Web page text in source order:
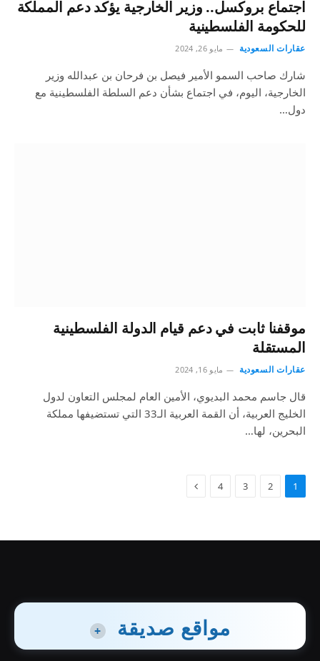
اجتماع بروكسل.. وزير الخارجية يؤكد دعم المملكة
للحكومة الفلسطينية
عقارات السعودية مايو 26, 2024
شارك صاحب السمو الأمير فيصل بن فرحان بن عبدالله وزير
الخارجية، اليوم، في اجتماع بشأن دعم السلطة الفلسطينية مع
دول…
موقفنا ثابت في دعم قيام الدولة الفلسطينية
المستقلة
عقارات السعودية مايو 16, 2024
قال جاسم محمد البديوي، الأمين العام لمجلس التعاون لدول
الخليج العربية، أن القمة العربية الـ33 التي تستضيفها مملكة
البحرين، لها…
1
2
3
4
مواقع صديقة +